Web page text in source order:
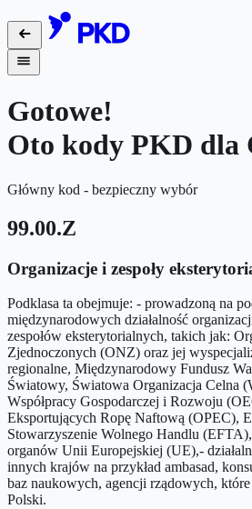
Gotowe!
Oto kody PKD dla
Główny kod - bezpieczny wybór
99.00.Z
Organizacje i zespoły
Podklasa ta obejmuje: - prowadzoną na
międzynarodowych działalność
zespołów eksterytorialnych, takich jak:
Zjednoczonych (ONZ) oraz jej
regionalne, Międzynarodowy Fundusz
Światowy, Światowa Organizacja Celna
Współpracy Gospodarczej i Rozwoju
Eksportujących Ropę Naftową (OPEC),
Stowarzyszenie Wolnego Handlu
organów Unii Europejskiej (UE),-
innych krajów na przykład ambasad,
baz naukowych, agencji rządowych,
Polski.